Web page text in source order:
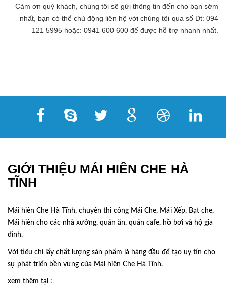
Cảm ơn quý khách, chúng tôi sẽ gửi thông tin đến cho bạn sớm
nhất, bạn có thể chủ động liên hệ với chúng tôi qua số Đt: 094
121 5995 hoặc: 0941 600 600 để được hỗ trợ nhanh nhất.
GIỚI THIỆU MÁI HIÊN CHE HÀ
TĨNH
Mái hiên Che Hà Tĩnh, chuyên thi công Mái Che, Mái Xếp, Bạt che,
Mái hiên cho các nhà xưởng, quán ăn, quán cafe, hồ bơi và hộ gia
đình.
Với tiêu chí lấy chất lượng sản phẩm là hàng đầu để tạo uy tín cho
sự phát triển bền vững của Mái hiên Che Hà Tĩnh.
xem thêm tại :